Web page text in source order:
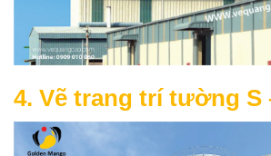
4. Vẽ trang trí tường S